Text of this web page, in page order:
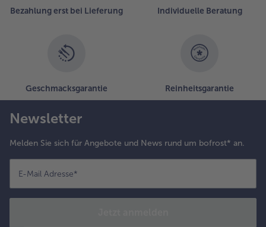
Bezahlung erst bei Lieferung Individuelle Beratung
Geschmacksgarantie Reinheitsgarantie
Newsletter
Melden Sie sich für Angebote und News rund um bofrost* an.
E-Mail Adresse*